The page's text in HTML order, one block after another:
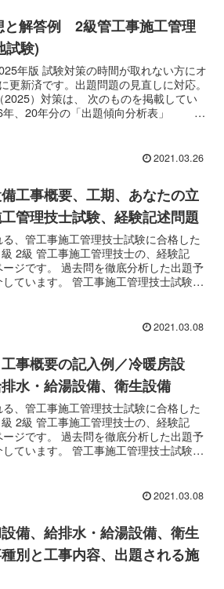
と解答例 2級管工事施工管理
験)
年版 試験対策の時間が取れない方にオ
更新済です。出題問題の見直しに対応。
）対策は、 次のものを掲載してい
年、20年分の「出題傾向分析表」 ・
度より、経験記述問題は廃止されまし
2021.03.26
工事概要、工期、あなたの立
管理技士試験、経験記述問題
、管工事施工管理技士試験に合格した
2級 管工事施工管理技士の、経験記
ジです。 過去問を徹底分析した出題予
ています。 管工事施工管理技士試験の
がハッキリわかる ・最低限の努力で合格
2021.03.08
事概要の記入例／冷暖房設
水・給湯設備、衛生設備
、管工事施工管理技士試験に合格した
2級 管工事施工管理技士の、経験記
ジです。 過去問を徹底分析した出題予
ています。 管工事施工管理技士試験の
がハッキリわかる ・最低限の努力で合格
2021.03.08
備、給排水・給湯設備、衛生
別と工事内容、出題される施